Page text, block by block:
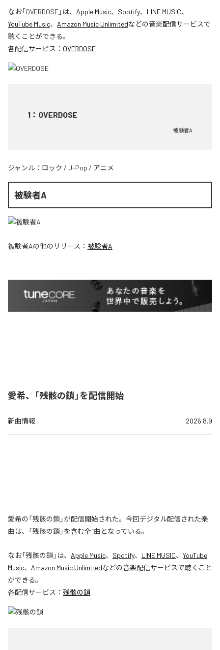
なお「OVERDOSE」は、 Apple Music、 Spotify、 LINE MUSIC、
YouTube Music、 Amazon Music Unlimitedなどの音楽配信サービスで
聴くことができる。
各配信サービス： OVERDOSE
1 ： OVERDOSE
被験者A
ジャンル： ロック / J-Pop / アニメ
被験者A
被験者Aの他のリリース： 被験者A
愛希、「残骸の鎖」を配信開始
新曲情報 2026.8.9
愛希の「残骸の鎖」が配信開始された。今回デジタル配信された楽
曲は、「残骸の鎖」を含む全1曲となっている。
なお「残骸の鎖 」は、 Apple Music、 Spotify、 LINE MUSIC、 YouTube
Music、 Amazon Music Unlimitedなどの音楽配信サービスで聴くこと
ができる。
各配信サービス： 残骸の鎖